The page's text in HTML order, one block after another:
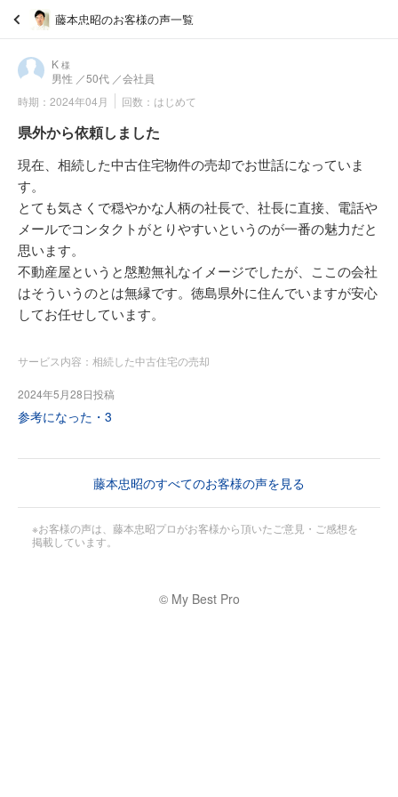
藤本忠昭のお客様の声一覧
K 様
男性 ／50代 ／会社員
時期：2024年04月
回数：はじめて
県外から依頼しました
現在、相続した中古住宅物件の売却でお世話になっていま
す。
とても気さくで穏やかな人柄の社長で、社長に直接、電話や
メールでコンタクトがとりやすいというのが一番の魅力だと
思います。
不動産屋というと慇懃無礼なイメージでしたが、ここの会社
はそういうのとは無縁です。徳島県外に住んでいますが安心
してお任せしています。
サービス内容：相続した中古住宅の売却
2024年5月28日投稿
参考になった・ 3
藤本忠昭のすべてのお客様の声を見る
※お客様の声は、藤本忠昭プロがお客様から頂いたご意見・ご感想を
掲載しています。
© My Best Pro